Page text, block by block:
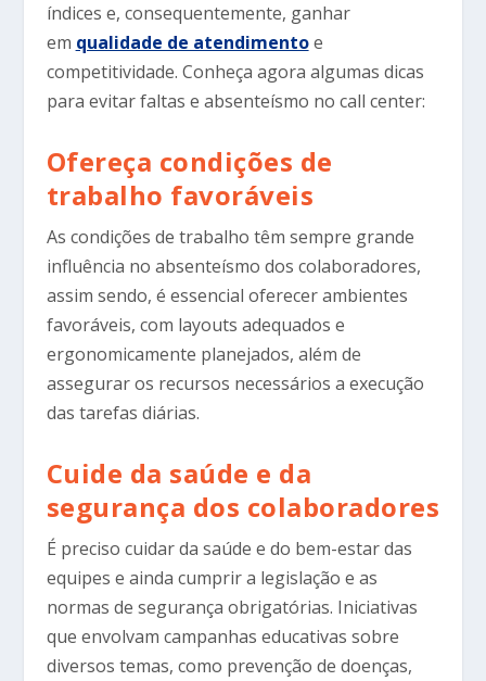
índices e, consequentemente, ganhar
em qualidade de atendimentoe
competitividade. Conheça agora algumas dicas
para evitar faltas e absenteísmo no call center:
Ofereça condições de
trabalho favoráveis
As condições de trabalho têm sempre grande
influência no absenteísmo dos colaboradores,
assim sendo, é essencial oferecer ambientes
favoráveis, com layouts adequados e
ergonomicamente planejados, além de
assegurar os recursos necessários a execução
das tarefas diárias.
Cuide da saúde e da
segurança dos colaboradores
É preciso cuidar da saúde e do bem-estar das
equipes e ainda cumprir a legislação e as
normas de segurança obrigatórias. Iniciativas
que envolvam campanhas educativas sobre
diversos temas, como prevenção de doenças,